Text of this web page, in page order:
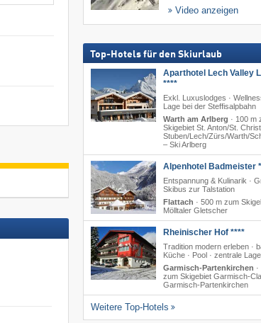
Video anzeigen
Top-Hotels für den Skiurlaub
Aparthotel Lech Valley
****
Exkl. Luxuslodges ·
Lage bei der Steffisalpbahn
Warth am Arlberg · 100 m
Skigebiet St. Anton/​St.
Stuben/​Lech/​Zürs/​Warth/​
– Ski Arlberg
Alpenhotel Badmeister
Entspannung & Kulinarik ·
Skibus zur Talstation
Flattach · 500 m zum
Mölltaler Gletscher
Rheinischer Hof ****
Tradition modern erleben ·
Küche · Pool · zentrale Lage
Garmisch-Partenkirchen ·
zum Skigebiet Garmisch-
Garmisch-Partenkirchen
Weitere Top-Hotels